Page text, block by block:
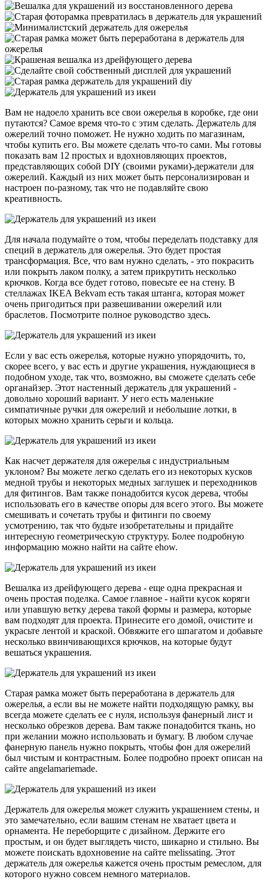
Вам не надоело хранить все свои ожерелья в коробке, где они
путаются? Самое время что-то с этим сделать. Держатель для
ожерелий точно поможет. Не нужно ходить по магазинам,
чтобы купить его. Вы можете сделать что-то сами. Мы готовы
показать вам 12 простых и вдохновляющих проектов,
представляющих собой DIY (своими руками)-держатели для
ожерелий. Каждый из них может быть персонализирован и
настроен по-разному, так что не подавляйте свою
креативность.
Для начала подумайте о том, чтобы переделать подставку для
специй в держатель для ожерелья. Это будет простая
трансформация. Все, что вам нужно сделать, - это покрасить
или покрыть лаком полку, а затем прикрутить несколько
крючков. Когда все будет готово, повесьте ее на стену. В
стеллажах IKEA Bekvam есть такая штанга, которая может
очень пригодиться при развешивании ожерелий или
браслетов. Посмотрите полное руководство здесь.
Если у вас есть ожерелья, которые нужно упорядочить, то,
скорее всего, у вас есть и другие украшения, нуждающиеся в
подобном уходе, так что, возможно, вы сможете сделать себе
органайзер. Этот настенный держатель для украшений -
довольно хороший вариант. У него есть маленькие
симпатичные ручки для ожерелий и небольшие лотки, в
которых можно хранить серьги и кольца.
Как насчет держателя для ожерелья с индустриальным
уклоном? Вы можете легко сделать его из некоторых кусков
медной трубы и некоторых медных заглушек и переходников
для фитингов. Вам также понадобится кусок дерева, чтобы
использовать его в качестве опоры для всего этого. Вы можете
смешивать и сочетать трубы и фитинги по своему
усмотрению, так что будьте изобретательны и придайте
интересную геометрическую структуру. Более подробную
информацию можно найти на сайте ehow.
Вешалка из дрейфующего дерева - еще одна прекрасная и
очень простая поделка. Самое главное - найти кусок коряги
или упавшую ветку дерева такой формы и размера, которые
вам подходят для проекта. Принесите его домой, очистите и
украсьте лентой и краской. Обвяжите его шпагатом и добавьте
несколько ввинчивающихся крючков, на которые будут
вешаться украшения.
Старая рамка может быть переработана в держатель для
ожерелья, а если вы не можете найти подходящую рамку, вы
всегда можете сделать ее с нуля, используя фанерный лист и
несколько обрезков дерева. Вам также понадобится ткань, но
при желании можно использовать и бумагу. В любом случае
фанерную панель нужно покрыть, чтобы фон для ожерелий
был чистым и контрастным. Более подробно проект описан на
сайте angelamariemade.
Держатель для ожерелья может служить украшением стены, и
это замечательно, если вашим стенам не хватает цвета и
орнамента. Не переборщите с дизайном. Держите его
простым, и он будет выглядеть чисто, шикарно и стильно. Вы
можете поискать вдохновение на сайте melissating. Этот
держатель для ожерелья кажется очень простым ремеслом, для
которого нужно совсем немного материалов.